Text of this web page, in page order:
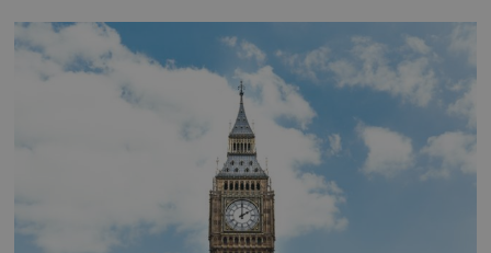
woocommerce_items_in_cart
Automattic
timbro.se
wp_woocommerce_session_[abcdef0123456789]